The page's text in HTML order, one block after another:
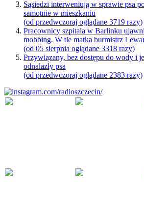
Sąsiedzi interweniują w sprawie psa
samotnie w mieszkaniu
(od przedwczoraj oglądane 3719 razy)
Pracownicy szpitala w Barlinku
mobbing. W tle matka burmistrz
(od 05 sierpnia oglądane 3318 razy)
Przywiązany, bez dostępu do wody i
odnalazły psa
(od przedwczoraj oglądane 2383 razy)